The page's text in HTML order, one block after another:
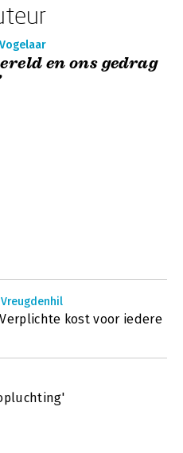
en ons gedrag
kost voor iedere